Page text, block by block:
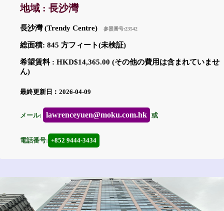
地域 : 長沙灣
長沙灣 (Trendy Centre) 参照番号:23542
総面積: 845 方フィート(未検証)
希望賃料 : HKD$14,365.00 (その他の費用は含まれていませ
ん)
最終更新日︰2026-04-09
メール: lawrenceyuen@moku.com.hk 或
電話番号: +852 9444-3434